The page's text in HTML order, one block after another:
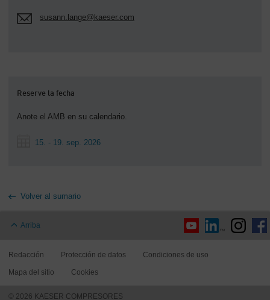
susann.lange@kaeser.com
Reserve la fecha
Anote el AMB en su calendario.
15. - 19. sep. 2026
Volver al sumario
Arriba
Redacción Protección de datos Condiciones de uso
Mapa del sitio Cookies
© 2026 KAESER COMPRESORES